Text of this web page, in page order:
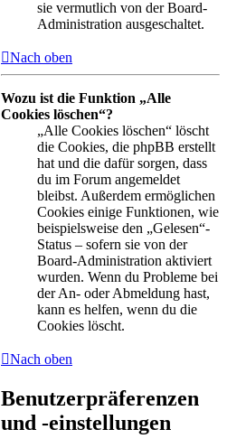
sie vermutlich von der Board-
Administration ausgeschaltet.
Nach oben
Wozu ist die Funktion „Alle
Cookies löschen“?
„Alle Cookies löschen“ löscht
die Cookies, die phpBB erstellt
hat und die dafür sorgen, dass
du im Forum angemeldet
bleibst. Außerdem ermöglichen
Cookies einige Funktionen, wie
beispielsweise den „Gelesen“-
Status – sofern sie von der
Board-Administration aktiviert
wurden. Wenn du Probleme bei
der An- oder Abmeldung hast,
kann es helfen, wenn du die
Cookies löscht.
Nach oben
Benutzerpräferenzen
und -einstellungen